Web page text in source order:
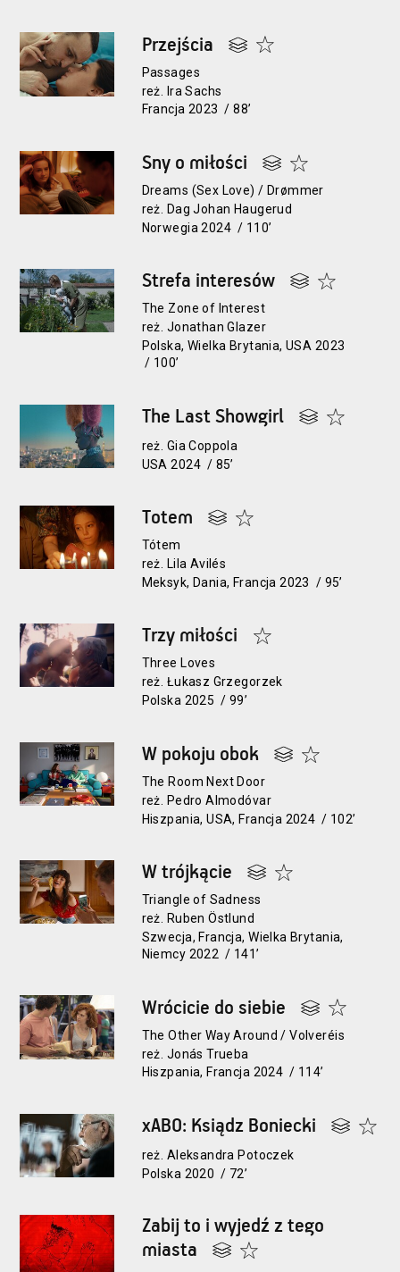
Przejścia
Passages
reż. Ira Sachs
Francja 2023 / 88’
Sny o miłości
Dreams (Sex Love) / Drømmer
reż. Dag Johan Haugerud
Norwegia 2024 / 110’
Strefa interesów
The Zone of Interest
reż. Jonathan Glazer
Polska, Wielka Brytania, USA 2023
/ 100’
The Last Showgirl
reż. Gia Coppola
USA 2024 / 85’
Totem
Tótem
reż. Lila Avilés
Meksyk, Dania, Francja 2023 / 95’
Trzy miłości
Three Loves
reż. Łukasz Grzegorzek
Polska 2025 / 99’
W pokoju obok
The Room Next Door
reż. Pedro Almodóvar
Hiszpania, USA, Francja 2024 / 102’
W trójkącie
Triangle of Sadness
reż. Ruben Östlund
Szwecja, Francja, Wielka Brytania,
Niemcy 2022 / 141’
Wrócicie do siebie
The Other Way Around / Volveréis
reż. Jonás Trueba
Hiszpania, Francja 2024 / 114’
xABO: Ksiądz Boniecki
reż. Aleksandra Potoczek
Polska 2020 / 72’
Zabij to i wyjedź z tego
miasta